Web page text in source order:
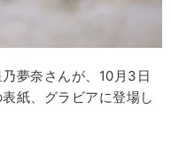
夢奈さんが、10月3日
紙、グラビアに登場し